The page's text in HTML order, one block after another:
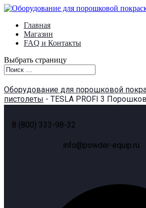
Главная
Магазин
FAQ и Контакты
Выбрать страницу
Оборудование для порошковой
пистолеты - TESLA PROFI 3
8 (800) 333-98-32
info@powder-equip.ru